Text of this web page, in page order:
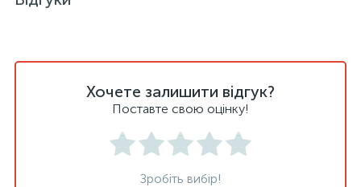
Хочете залишити відгук?
Поставте свою оцінку!
Зробіть вибір!